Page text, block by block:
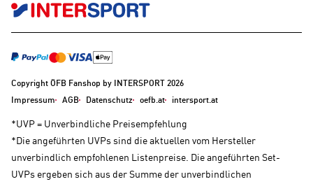
Copyright ÖFB Fanshop by INTERSPORT 2026
Impressum
AGB Datenschutz oefb.at intersport.at
*UVP = Unverbindliche Preisempfehlung
*Die angeführten UVPs sind die aktuellen vom Hersteller
unverbindlich empfohlenen Listenpreise. Die angeführten Set-
UVPs ergeben sich aus der Summe der unverbindlichen